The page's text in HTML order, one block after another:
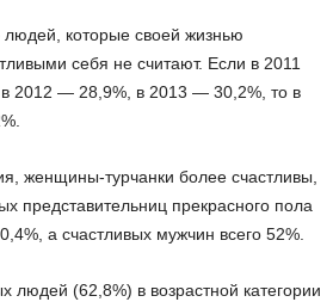
людей, которые своей жизнью
себя не считают. Если в 2011
2012 — 28,9%, в 2013 — 30,2%, то в
женщины-турчанки более счастливы,
представительниц прекрасного пола
а счастливых мужчин всего 52%.
людей (62,8%) в возрастной категории